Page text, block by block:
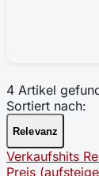
4 Artikel
Sortiert nach:
Relevanz
Verkaufshits
Preis